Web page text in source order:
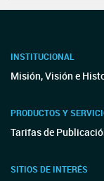
INSTITUCIONAL
Misión, Visión e
PRODUCTOS Y
Tarifas de
SITIOS DE INTERÉS